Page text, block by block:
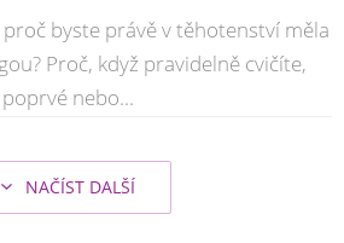
proč byste právě v těhotenství měla
Proč, když pravidelně cvičíte,
nebo...
NAČÍST DALŠÍ